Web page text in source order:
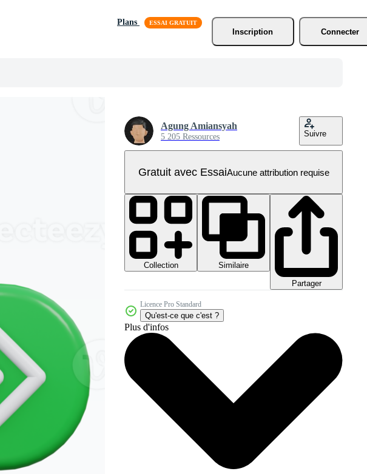
Plans
Inscription
Connecter
Agung Amiansyah
5 205 Ressources Suivre
Gratuit avec EssaiAucune attribution requise
Collection
Similaire
Partager
Licence Pro Standard
Qu'est-ce que c'est ?
Plus d'infos